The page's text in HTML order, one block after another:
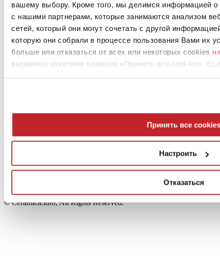
вашему выбору. Кроме того, мы делимся информацией
с нашими партнерами, которые занимаются анализом
сетей, который они могут сочетать с другой
которую они собрали в процессе пользования Вами их
больше или отказаться от всех или некоторых cookies
выражено нажатием клавиши «Принять все cookies».
Принять все cookies
Настроить
Отказаться
News
aziende
Cookie Policy
Edi.Cer S.p.a. Società unipersonale
Viale Monte Santo, 40 - 41049 Sassuolo (MO) - Italy
Capitale Sociale: 2.500.000 euro - Codice fiscale e P.IVA
00853700367
© Ceramica.info, All Rights Reserved.